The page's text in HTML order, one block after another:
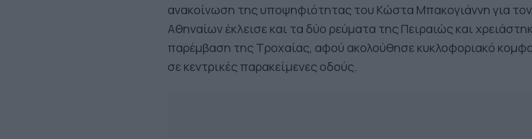
ανακοίνωση της υποψηφιότητας του Κώστα Μπακογιάννη για
Αθηναίων έκλεισε και τα δύο ρεύματα της Πειραιώς και
παρέμβαση της Τροχαίας, αφού ακολούθησε κυκλοφοριακό
σε κεντρικές παρακείμενες οδούς.